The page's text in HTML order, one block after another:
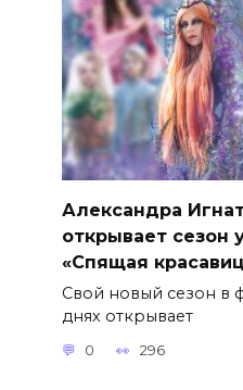
Александра
открывает сезон
«Спящая
Свой новый сезон в
днях открывает
0 296